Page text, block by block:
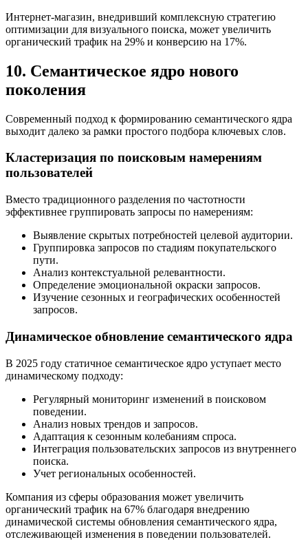
Интернет-магазин, внедривший комплексную стратегию
оптимизации для визуального поиска, может увеличить
органический трафик на 29% и конверсию на 17%.
10. Семантическое ядро нового
поколения
Современный подход к формированию семантического ядра
выходит далеко за рамки простого подбора ключевых слов.
Кластеризация по поисковым намерениям
пользователей
Вместо традиционного разделения по частотности
эффективнее группировать запросы по намерениям:
Выявление скрытых потребностей целевой аудитории.
Группировка запросов по стадиям покупательского
пути.
Анализ контекстуальной релевантности.
Определение эмоциональной окраски запросов.
Изучение сезонных и географических особенностей
запросов.
Динамическое обновление семантического ядра
В 2025 году статичное семантическое ядро уступает место
динамическому подходу:
Регулярный мониторинг изменений в поисковом
поведении.
Анализ новых трендов и запросов.
Адаптация к сезонным колебаниям спроса.
Интеграция пользовательских запросов из внутреннего
поиска.
Учет региональных особенностей.
Компания из сферы образования может увеличить
органический трафик на 67% благодаря внедрению
динамической системы обновления семантического ядра,
отслеживающей изменения в поведении пользователей.